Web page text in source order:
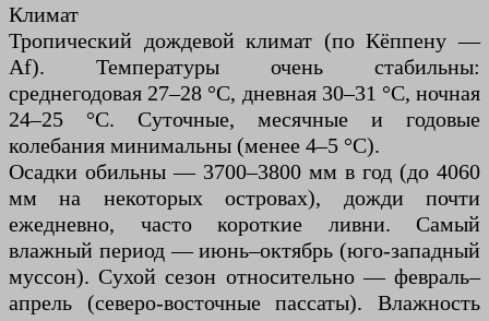
Климат
Тропический дождевой климат (по Кёппену —
Af). Температуры очень стабильны:
среднегодовая 27–28 °C, дневная 30–31 °C, ночная
24–25 °C. Суточные, месячные и годовые
колебания минимальны (менее 4–5 °C).
Осадки обильны — 3700–3800 мм в год (до 4060
мм на некоторых островах), дожди почти
ежедневно, часто короткие ливни. Самый
влажный период — июнь–октябрь (юго-западный
муссон). Сухой сезон относительно — февраль–
апрель (северо-восточные пассаты). Влажность